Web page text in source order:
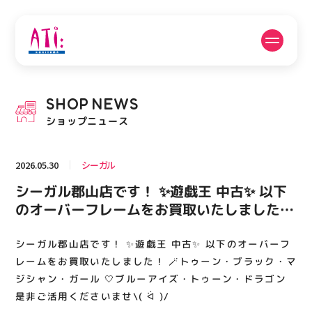
PICK UP NEWS
ピックアップニュース
フロアガイド 営業時間
ACCESS
アクセス・駐車場
RECRUIT
スタッフ募集
SHOP NEWS
ショップニュース
2026.05.30 シーガル
シーガル郡山店です！ ✨遊戯王 中古✨ 以下
のオーバーフレームをお買取いたしました！
🤍ブルーアイズ・トゥーン・ドラゴン 是非
ご活用くださいませ\( ᐛ )/
シーガル郡山店です！ ✨遊戯王 中古✨ 以下のオーバーフ
レームをお買取いたしました！ 🪄トゥーン・ブラック・マ
ジシャン・ガール 🤍ブルーアイズ・トゥーン・ドラゴン
是非ご活用くださいませ\( ᐛ )/